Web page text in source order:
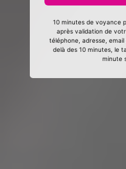
10 minutes de voyance
après validation de
téléphone, adresse,
delà des 10 minutes, le
minute